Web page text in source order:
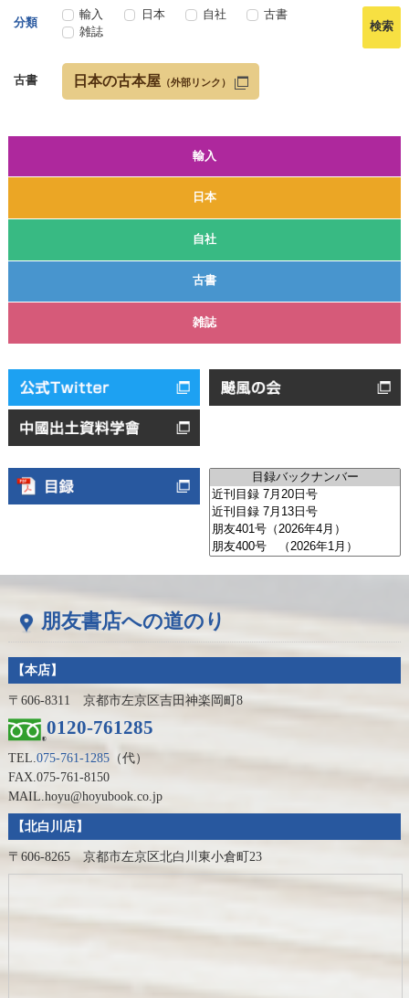
輸入
日本
自社
古書
雑誌
分類
輸入 日本 自社
古書
雑誌
古書 日本の古本屋 （外部リンク）
朋友書店への道のり
【本店】
〒606-8311 京都市左京区吉田神楽岡町8
0120-761285
TEL.075-761-1285（代）
FAX.075-761-8150
MAIL.hoyu@hoyubook.co.jp
【北白川店】
〒606-8265 京都市左京区北白川東小倉町23